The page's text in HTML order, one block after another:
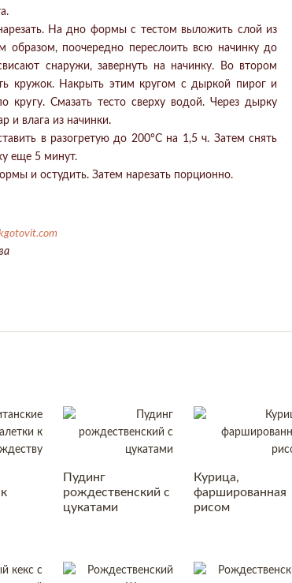
На дно формы с тестом выложить слой из
образом, поочередно переслоить всю начинку до
снаружи, завернуть на начинку. Во втором
кружок. Накрыть этим кругом с дыркой пирог и
кругу. Смазать тесто сверху водой. Через дырку
и влага из начинки.
в разогретую до 200°С на 1,5 ч. Затем снять
еще 5 минут.
и остудить. Затем нарезать порционно.
Пудинг
рождественский с
цукатами
Курица,
фаршированная
рисом